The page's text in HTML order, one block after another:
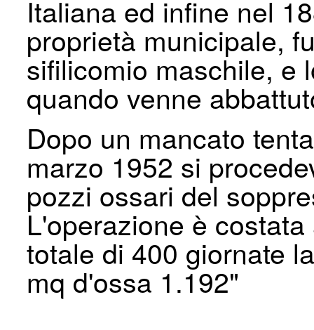
Italiana ed infine nel
proprietà municipale,
sifilicomio maschile, e
quando venne
Dopo un mancato
marzo 1952 si
pozzi ossari del
L'operazione è
totale di 400 giornate
mq d'ossa 1.192"